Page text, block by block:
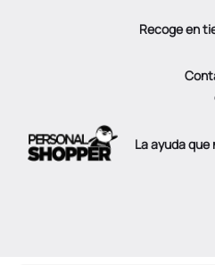
Recoge en
La ayuda